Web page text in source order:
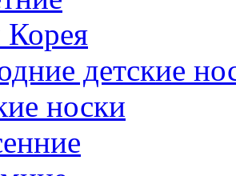
детские
носки